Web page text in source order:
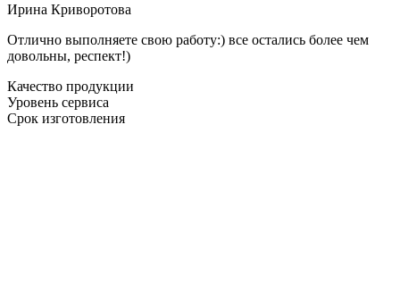
Ирина Криворотова
Отлично выполняете свою работу:) все остались более чем
довольны, респект!)
Качество продукции
Уровень сервиса
Срок изготовления